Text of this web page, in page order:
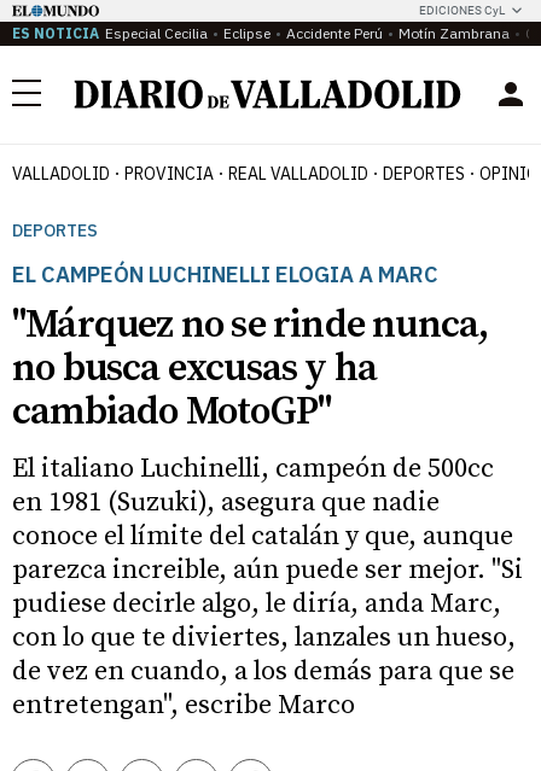
EDICIONES CyL
ES NOTICIA Especial Cecilia Eclipse Accidente Perú Motín Zambrana
Menú
VALLADOLID PROVINCIA REAL VALLADOLID DEPORTES
DEPORTES
EL CAMPEÓN LUCHINELLI ELOGIA A MARC
"Márquez no se rinde nunca,
no busca excusas y ha
cambiado MotoGP"
El italiano Luchinelli, campeón de 500cc
en 1981 (Suzuki), asegura que nadie
conoce el límite del catalán y que, aunque
parezca increible, aún puede ser mejor. "Si
pudiese decirle algo, le diría, anda Marc,
con lo que te diviertes, lanzales un hueso,
de vez en cuando, a los demás para que se
entretengan", escribe Marco